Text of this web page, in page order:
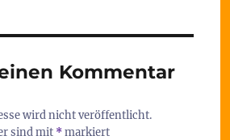
Kommentar
wird nicht veröffentlicht.
sind mit *markiert